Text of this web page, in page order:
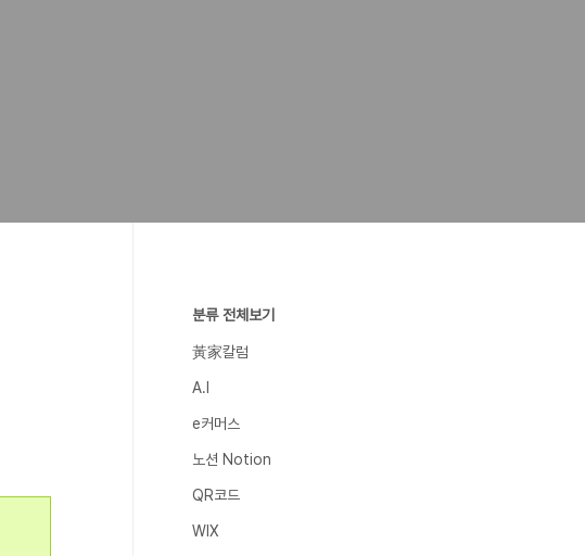
분류 전체보기
黃家칼럼
A.I
e커머스
노션 Notion
QR코드
WIX